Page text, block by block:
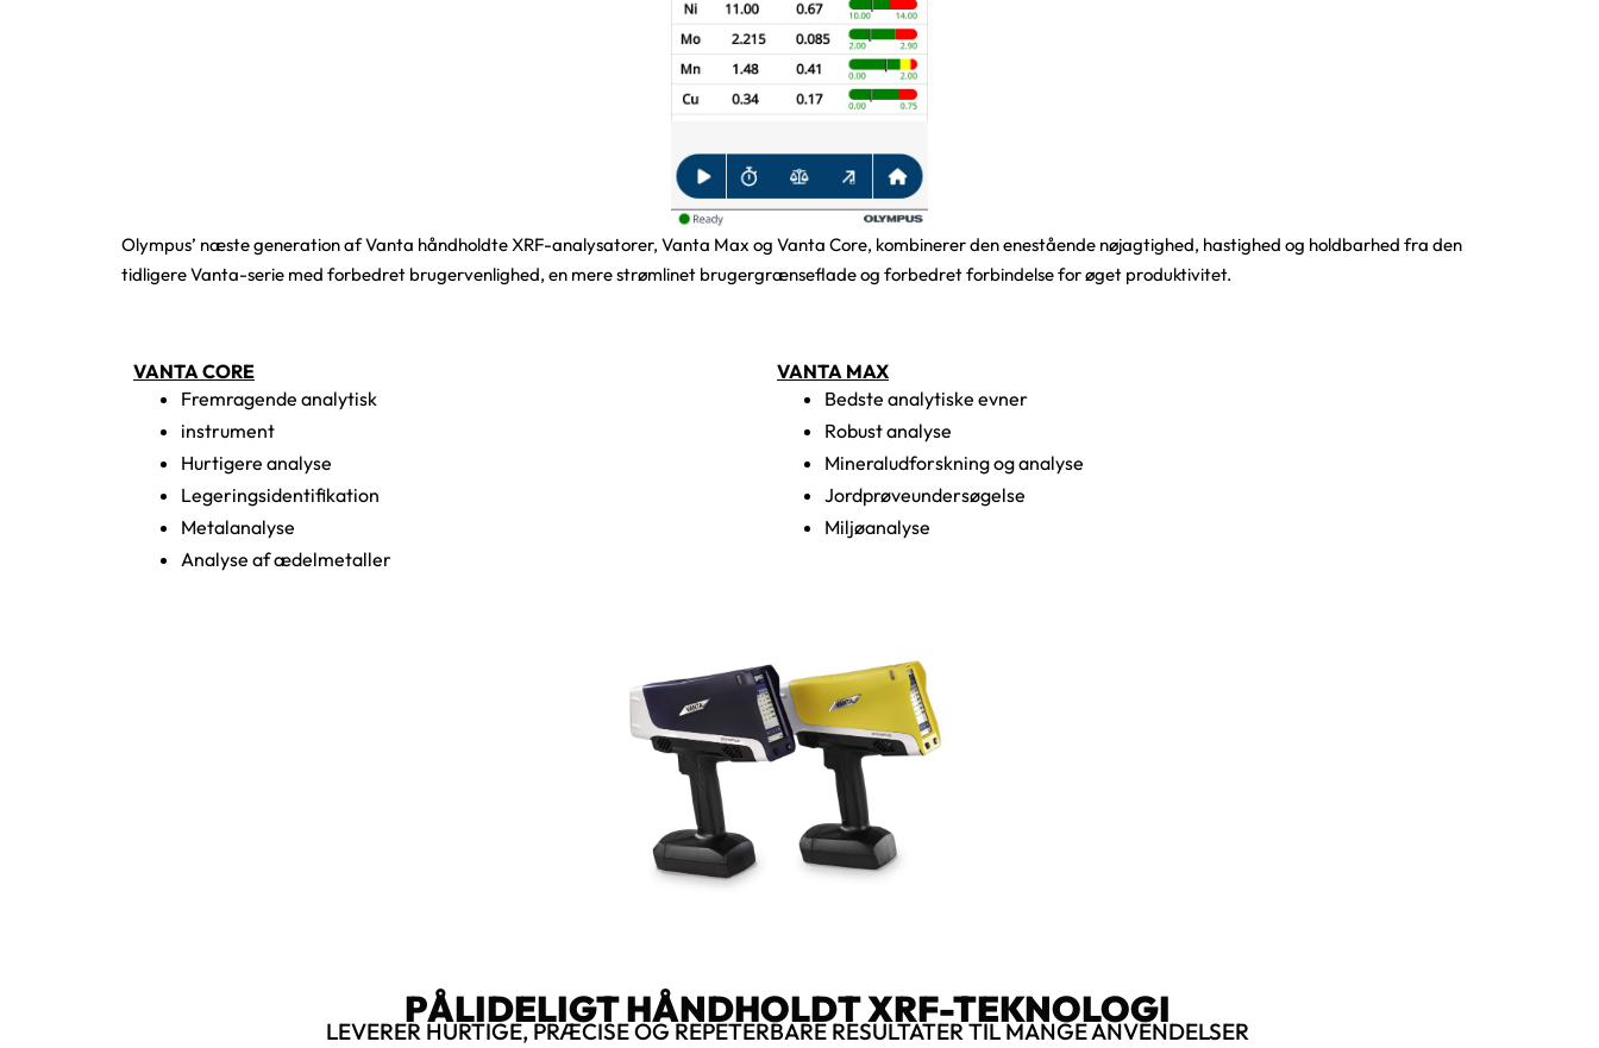
Olympus’ næste generation af Vanta håndholdte XRF-analysatorer, Vanta Max og Vanta Core, kombinerer den enestående nøjagtighed, hastighed og holdbarhed fra den
tidligere Vanta-serie med forbedret brugervenlighed, en mere strømlinet brugergrænseflade og forbedret forbindelse for øget produktivitet.
VANTA CORE
Fremragende analytisk
instrument
Hurtigere analyse
Legeringsidentifikation
Metalanalyse
Analyse af ædelmetaller
VANTA MAX
Bedste analytiske evner
Robust analyse
Mineraludforskning og analyse
Jordprøveundersøgelse
Miljøanalyse
PÅLIDELIGT HÅNDHOLDT XRF-TEKNOLOGI
LEVERER HURTIGE, PRÆCISE OG REPETERBARE RESULTATER TIL MANGE ANVENDELSER